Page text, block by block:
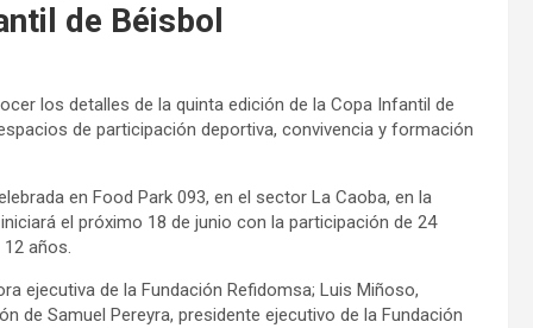
de Béisbol
los detalles de la quinta edición de la Copa Infantil de
de participación deportiva, convivencia y formación
en Food Park 093, en el sector La Caoba, en la
el próximo 18 de junio con la participación de 24
años.
ejecutiva de la Fundación Refidomsa; Luis Miñoso,
de Samuel Pereyra, presidente ejecutivo de la Fundación